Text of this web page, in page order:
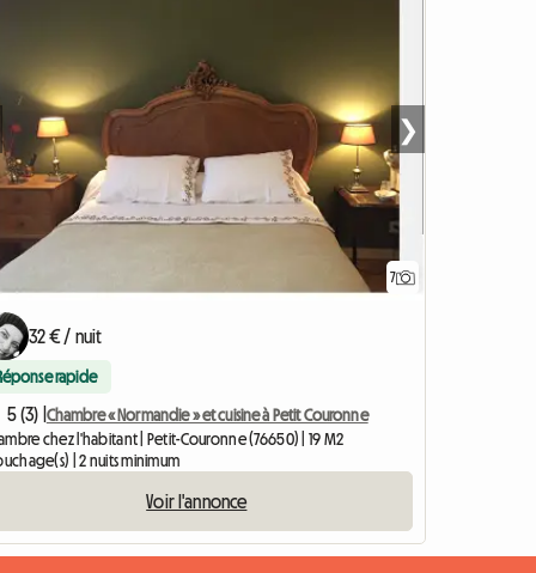
7
❯
32 € / nuit
rapide
5 (3) | Chambre « Normandie » et cuisine à Petit Couronne
chez l'habitant | Petit-Couronne (76650) | 19 M2
| 2 nuits minimum
Voir l'annonce